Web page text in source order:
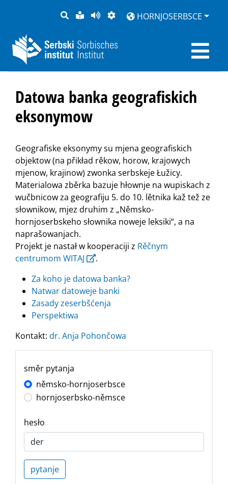
PYTANJE
LOCHKA
RĚČ
STRONU
PŘEDČITAĆ
ZWOBRAZNJENJE
HORNJOSERBSCE
Datowa banka geografiskich
eksonymow
Geografiske eksonymy su mjena geografiskich
objektow (na přikład rěkow, horow, krajowych
mjenow, krajinow) zwonka serbskeje Łužicy.
Materialowa zběrka bazuje hłownje na wupiskach z
wučbnicow za geografiju 5. do 10. lětnika kaž tež ze
słownikow, mjez druhim z „Němsko-
hornjoserbskeho słownika noweje leksiki“, a na
naprašowanjach.
Projekt je nastał w kooperaciji z Rěčnym
centrumom WITAJ
.
Za koho je datowa banka?
Natwar datoweje banki
Zasady zeserbšćenja
Perspektiwa
Kontakt: dr. Anja Pohončowa
směr pytanja
němsko-hornjoserbsce
hornjoserbsko-němsce
hesło
pytanje